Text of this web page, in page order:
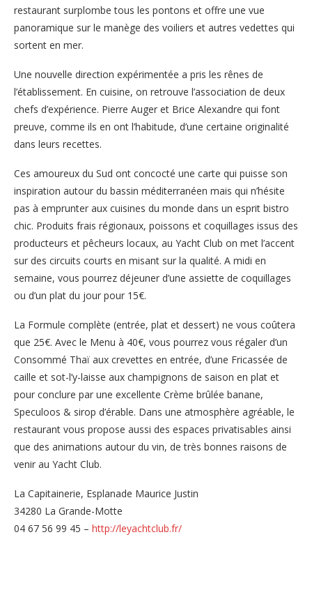
restaurant surplombe tous les pontons et offre une vue
panoramique sur le manège des voiliers et autres vedettes qui
sortent en mer.
Une nouvelle direction expérimentée a pris les rênes de
l’établissement. En cuisine, on retrouve l’association de deux
chefs d’expérience. Pierre Auger et Brice Alexandre qui font
preuve, comme ils en ont l’habitude, d’une certaine originalité
dans leurs recettes.
Ces amoureux du Sud ont concocté une carte qui puisse son
inspiration autour du bassin méditerranéen mais qui n’hésite
pas à emprunter aux cuisines du monde dans un esprit bistro
chic. Produits frais régionaux, poissons et coquillages issus des
producteurs et pêcheurs locaux, au Yacht Club on met l’accent
sur des circuits courts en misant sur la qualité. A midi en
semaine, vous pourrez déjeuner d’une assiette de coquillages
ou d’un plat du jour pour 15€.
La Formule complète (entrée, plat et dessert) ne vous coûtera
que 25€. Avec le Menu à 40€, vous pourrez vous régaler d’un
Consommé Thaï aux crevettes en entrée, d’une Fricassée de
caille et sot-l’y-laisse aux champignons de saison en plat et
pour conclure par une excellente Crème brûlée banane,
Speculoos & sirop d’érable. Dans une atmosphère agréable, le
restaurant vous propose aussi des espaces privatisables ainsi
que des animations autour du vin, de très bonnes raisons de
venir au Yacht Club.
La Capitainerie, Esplanade Maurice Justin
34280 La Grande-Motte
04 67 56 99 45 – http://leyachtclub.fr/